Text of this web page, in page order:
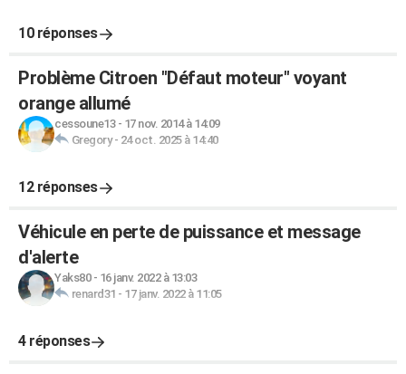
10 réponses
Problème Citroen "Défaut moteur" voyant
orange allumé
cessoune13- 17 nov. 2014 à 14:09
Gregory- 24 oct. 2025 à 14:40
12 réponses
Véhicule en perte de puissance et message
d'alerte
Yaks80- 16 janv. 2022 à 13:03
renard31 - 17 janv. 2022 à 11:05
4 réponses